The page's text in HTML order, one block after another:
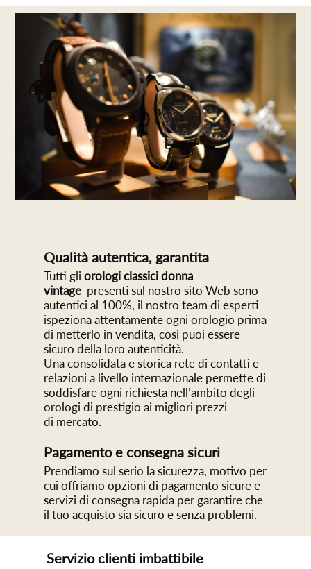
Qualità autentica, garantita
Tutti gli orologi classici donna
vintage presenti sul nostro sito Web sono
autentici al 100%, il nostro team di esperti
ispeziona attentamente ogni orologio prima
di metterlo in vendita, così puoi essere
sicuro della loro autenticità.
Una consolidata e storica rete di contatti e
relazioni a livello internazionale permette di
soddisfare ogni richiesta nell’ambito degli
orologi di prestigio ai migliori prezzi
di mercato.
Pagamento e consegna sicuri
Prendiamo sul serio la sicurezza, motivo per
cui offriamo opzioni di pagamento sicure e
servizi di consegna rapida per garantire che
il tuo acquisto sia sicuro e senza problemi.
Servizio clienti imbattibile